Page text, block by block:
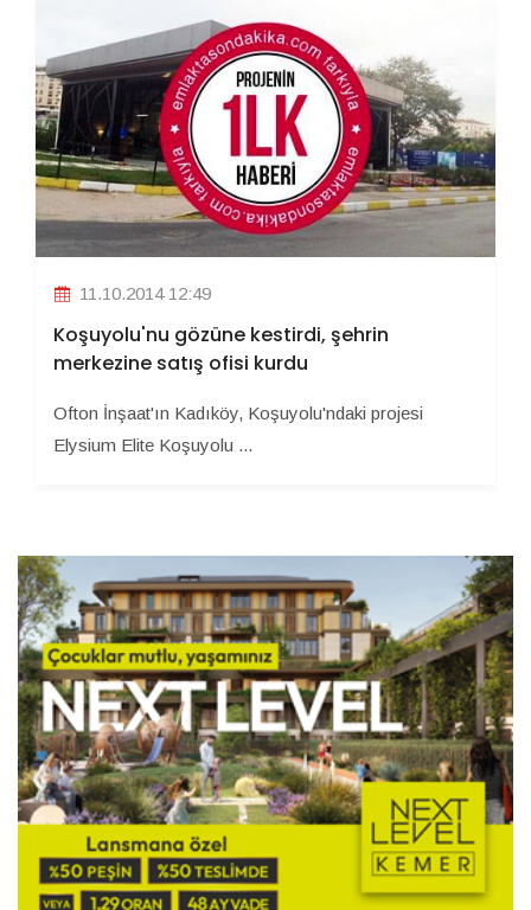
11.10.2014 12:49
Koşuyolu'nu gözüne kestirdi, şehrin
merkezine satış ofisi kurdu
Ofton İnşaat'ın Kadıköy, Koşuyolu'ndaki projesi
Elysium Elite Koşuyolu ...